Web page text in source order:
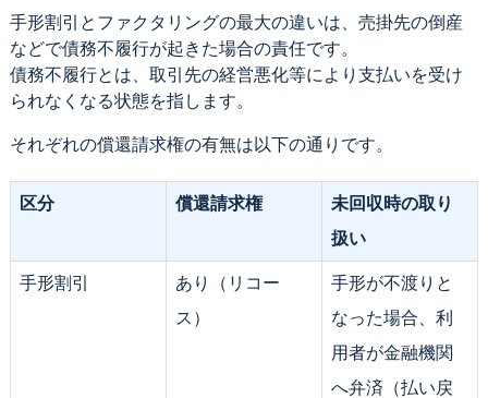
手形割引とファクタリングの最大の違いは、売掛先の倒産
などで債務不履行が起きた場合の責任です。
債務不履行とは、取引先の経営悪化等により支払いを受け
られなくなる状態を指します。
それぞれの償還請求権の有無は以下の通りです。
区分 償還請求権
未回収時の取り
扱い
手形割引
あり（リコー
ス）
手形が不渡りと
なった場合、利
用者が金融機関
へ弁済（払い戻